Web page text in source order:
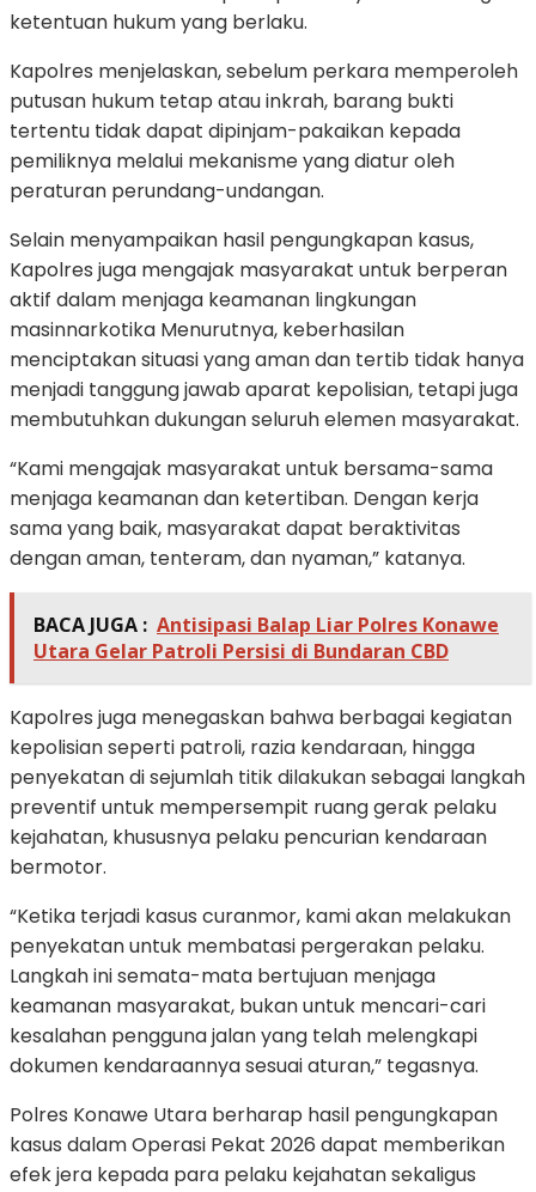
ketentuan hukum yang berlaku.
Kapolres menjelaskan, sebelum perkara memperoleh
putusan hukum tetap atau inkrah, barang bukti
tertentu tidak dapat dipinjam-pakaikan kepada
pemiliknya melalui mekanisme yang diatur oleh
peraturan perundang-undangan.
Selain menyampaikan hasil pengungkapan kasus,
Kapolres juga mengajak masyarakat untuk berperan
aktif dalam menjaga keamanan lingkungan
masinnarkotika Menurutnya, keberhasilan
menciptakan situasi yang aman dan tertib tidak hanya
menjadi tanggung jawab aparat kepolisian, tetapi juga
membutuhkan dukungan seluruh elemen masyarakat.
“Kami mengajak masyarakat untuk bersama-sama
menjaga keamanan dan ketertiban. Dengan kerja
sama yang baik, masyarakat dapat beraktivitas
dengan aman, tenteram, dan nyaman,” katanya.
BACA JUGA : Antisipasi Balap Liar Polres Konawe
Utara Gelar Patroli Persisi di Bundaran CBD
Kapolres juga menegaskan bahwa berbagai kegiatan
kepolisian seperti patroli, razia kendaraan, hingga
penyekatan di sejumlah titik dilakukan sebagai langkah
preventif untuk mempersempit ruang gerak pelaku
kejahatan, khususnya pelaku pencurian kendaraan
bermotor.
“Ketika terjadi kasus curanmor, kami akan melakukan
penyekatan untuk membatasi pergerakan pelaku.
Langkah ini semata-mata bertujuan menjaga
keamanan masyarakat, bukan untuk mencari-cari
kesalahan pengguna jalan yang telah melengkapi
dokumen kendaraannya sesuai aturan,” tegasnya.
Polres Konawe Utara berharap hasil pengungkapan
kasus dalam Operasi Pekat 2026 dapat memberikan
efek jera kepada para pelaku kejahatan sekaligus